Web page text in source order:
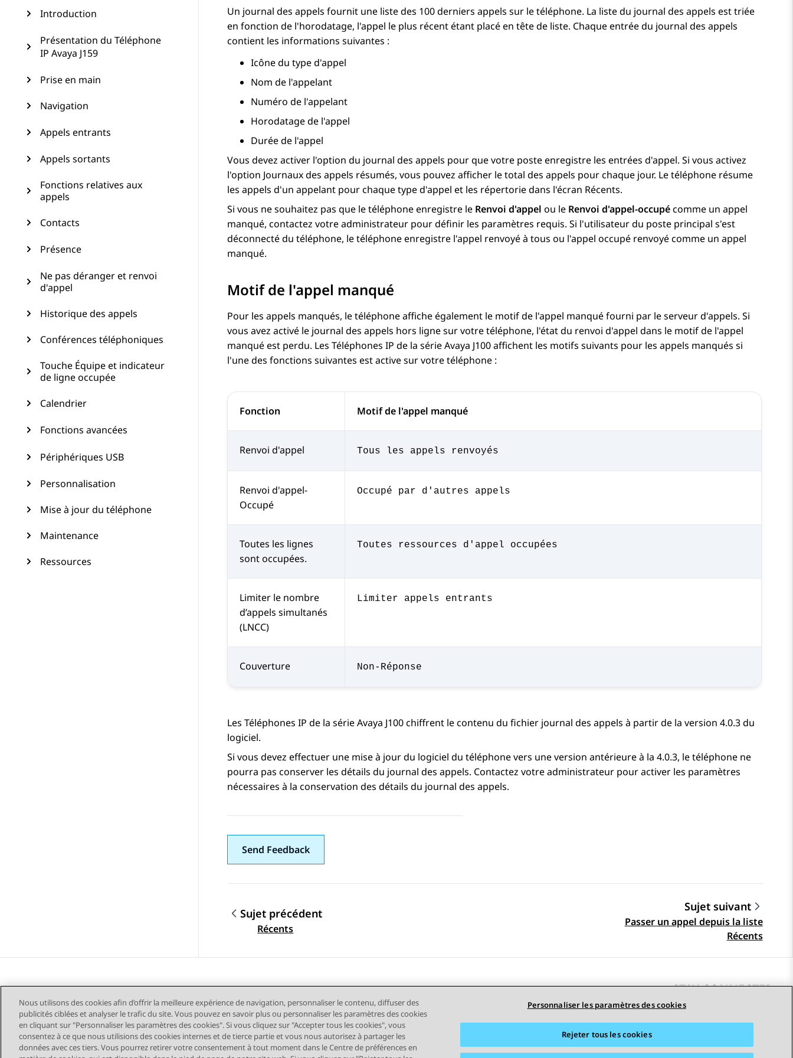
Introduction
Présentation du Téléphone
IP Avaya J159
Prise en main
Navigation
Appels entrants
Appels sortants
Fonctions relatives aux
appels
Contacts
Présence
Ne pas déranger et renvoi
d'appel
Historique des appels
Conférences téléphoniques
Touche Équipe et indicateur
de ligne occupée
Calendrier
Fonctions avancées
Périphériques USB
Personnalisation
Mise à jour du téléphone
Maintenance
Ressources
Un journal des appels fournit une liste des 100 derniers appels sur le téléphone. La liste du journal des appels est triée
en fonction de l'horodatage, l'appel le plus récent étant placé en tête de liste. Chaque entrée du journal des appels
contient les informations suivantes :
Icône du type d'appel
Nom de l'appelant
Numéro de l'appelant
Horodatage de l'appel
Durée de l'appel
Vous devez activer l'option du journal des appels pour que votre poste enregistre les entrées d'appel. Si vous activez
l'option Journaux des appels résumés, vous pouvez afficher le total des appels pour chaque jour. Le téléphone résume
les appels d'un appelant pour chaque type d'appel et les répertorie dans l'écran Récents.
Si vous ne souhaitez pas que le téléphone enregistre le Renvoi d'appel ou le Renvoi d'appel-occupécomme un appel
manqué, contactez votre administrateur pour définir les paramètres requis. Si l'utilisateur du poste principal s'est
déconnecté du téléphone, le téléphone enregistre l'appel renvoyé à tous ou l'appel occupé renvoyé comme un appel
manqué.
Motif de l'appel manqué
Pour les appels manqués, le téléphone affiche également le motif de l'appel manqué fourni par le serveur d'appels. Si
vous avez activé le journal des appels hors ligne sur votre téléphone, l'état du renvoi d'appel dans le motif de l'appel
manqué est perdu. Les Téléphones IP de la sérieAvaya J100affichent les motifs suivants pour les appels manqués si
l'une des fonctions suivantes est active sur votre téléphone :
Fonction Motif de l'appel manqué
Renvoi d'appel Tous les appels renvoyés
Renvoi d'appel-
Occupé
Occupé par d'autres appels
Toutes les lignes
sont occupées.
Toutes ressources d'appel occupées
Limiter le nombre
d’appels simultanés
(LNCC)
Limiter appels entrants
Couverture Non-Réponse
Les Téléphones IP de la sérieAvaya J100chiffrent le contenu du fichier journal des appels à partir de la version 4.0.3 du
logiciel.
Si vous devez effectuer une mise à jour du logiciel du téléphone vers une version antérieure à la 4.0.3, le téléphone ne
pourra pas conserver les détails du journal des appels. Contactez votre administrateur pour activer les paramètres
nécessaires à la conservation des détails du journal des appels.
Send Feedback
Navigation par sujet
Sujet précédent
Récents
Sujet suivant
Passer un appel depuis la liste
Récents
STAY CONNECTED
Plan du site Conditions d'utilisation Confidentialité Politique de cookies Marques commerciales Accessibilité © 2026 Avaya LLC
Nous utilisons des cookies afin d’offrir la meilleure expérience de navigation, personnaliser le contenu, diffuser des
publicités ciblées et analyser le trafic du site. Vous pouvez en savoir plus ou personnaliser les paramètres des cookies
en cliquant sur "Personnaliser les paramètres des cookies". Si vous cliquez sur "Accepter tous les cookies", vous
consentez à ce que nous utilisions des cookies internes et de tierce partie et vous nous autorisez à partager les
données avec ces tiers. Vous pourrez retirer votre consentement à tout moment dans le Centre de préférences en
Personnaliser les paramètres des cookies
Rejeter tous les cookies